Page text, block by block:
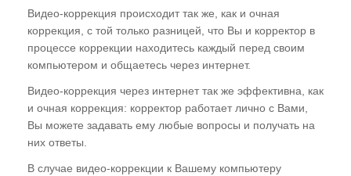
Видео-коррекция происходит так же, как и очная
коррекция, с той только разницей, что Вы и корректор в
процессе коррекции находитесь каждый перед своим
компьютером и общаетесь через интернет.
Видео-коррекция через интернет так же эффективна, как
и очная коррекция: корректор работает лично с Вами,
Вы можете задавать ему любые вопросы и получать на
них ответы.
В случае видео-коррекции к Вашему компьютеру